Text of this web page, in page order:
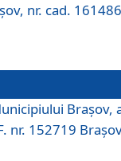
nr. cad.
Braşov,
nr. 152719